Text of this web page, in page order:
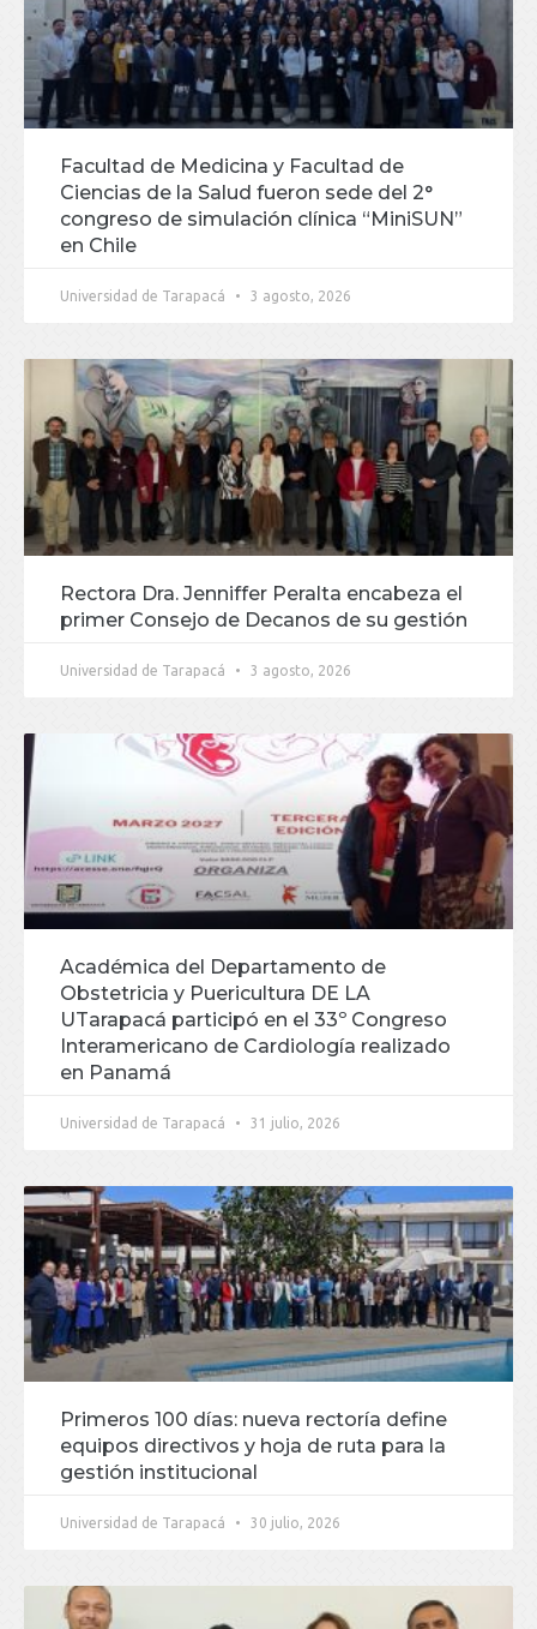
Facultad de Medicina y Facultad de
Ciencias de la Salud fueron sede del 2°
congreso de simulación clínica “MiniSUN”
en Chile
Universidad de Tarapacá 3 agosto, 2026
Rectora Dra. Jenniffer Peralta encabeza el
primer Consejo de Decanos de su gestión
Universidad de Tarapacá 3 agosto, 2026
Académica del Departamento de
Obstetricia y Puericultura DE LA
UTarapacá participó en el 33º Congreso
Interamericano de Cardiología realizado
en Panamá
Universidad de Tarapacá 31 julio, 2026
Primeros 100 días: nueva rectoría define
equipos directivos y hoja de ruta para la
gestión institucional
Universidad de Tarapacá 30 julio, 2026